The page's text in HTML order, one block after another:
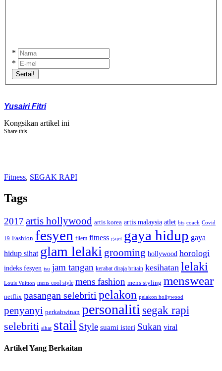
*
*
Sertai!
Yusairi Fitri
Kongsikan artikel ini
Share this...
Fitness, SEGAK RAPI
Tags
2017 artis hollywood artis korea artis malaysia atlet bts coach Covid
19 Fashion fesyen filem fitness gajet gaya hidup gaya
hidup sihat glam lelaki grooming hollywood horologi
indeks fesyen isu jam tangan kerabat diraja britain kesihatan lelaki
Louis Vuitton mens cool style mens fashion mens styling menswear
netflix pasangan selebriti pelakon pelakon hollywood
penyanyi perkahwinan personaliti segak rapi
selebriti sihat stail Style suami isteri Sukan viral
Artikel Yang Berkaitan